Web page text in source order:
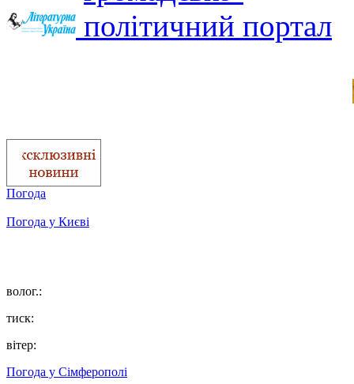
Погода
Погода у Києві
волог.:
тиск:
вітер:
Погода у Сімферополі